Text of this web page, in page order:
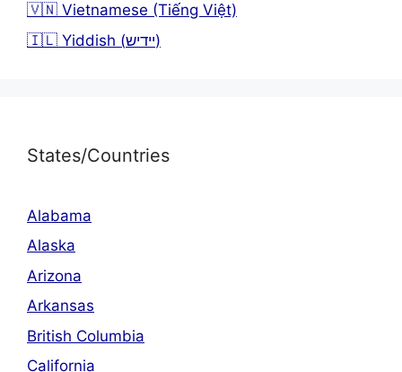
🇻🇳 Vietnamese (Tiếng Việt)
🇮🇱 Yiddish (יידיש)
States/Countries
Alabama
Alaska
Arizona
Arkansas
British Columbia
California